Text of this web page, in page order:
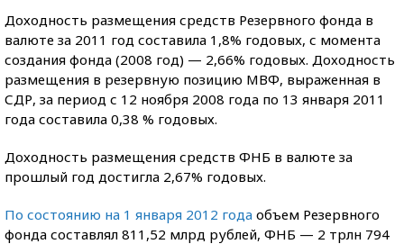
Доходность размещения средств Резервного фонда в
валюте за 2011 год составила 1,8% годовых, с момента
создания фонда (2008 год) — 2,66% годовых. Доходность
размещения в резервную позицию МВФ, выраженная в
СДР, за период с 12 ноября 2008 года по 13 января 2011
года составила 0,38 % годовых.
Доходность размещения средств ФНБ в валюте за
прошлый год достигла 2,67% годовых.
По состоянию на 1 января 2012 года объем Резервного
фонда составлял 811,52 млрд рублей, ФНБ — 2 трлн 794